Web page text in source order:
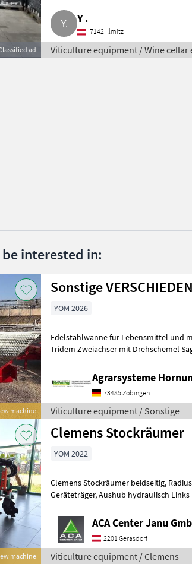
ad
Y .
7142 Illmitz
Viticulture equipment / Wine cellar
interested in:
machine
Sonstige
YOM 2026
Edelstahlwanne für Lebensmittel und
Tridem Zweiachser mit Drehschemel
Agrarsysteme
73485 Zöbingen
Viticulture equipment / Sonstige
machine
Clemens Stockräumer
YOM 2022
Clemens Stockräumer beidseitig, Radius SL+ mit Zinkenkreisel, SB 2
Geräteträger, Aushub hydraulisch Links und Rechts, Arbeitsbreite
ACA Center Janu
2201 Gerasdorf
Viticulture equipment / Clemens